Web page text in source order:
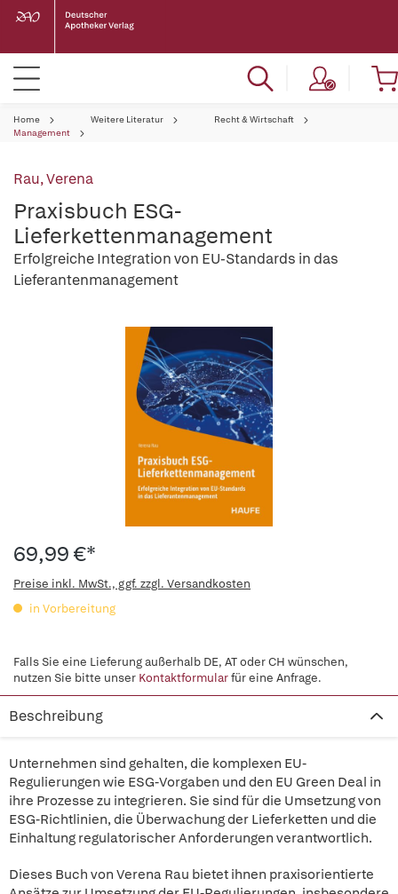
Home Weitere Literatur
Recht & Wirtschaft
Management
Rau, Verena
Praxisbuch ESG-
Lieferkettenmanagement
Erfolgreiche Integration von EU-Standards in das
Lieferantenmanagement
69,99 €*
Preise inkl. MwSt., ggf. zzgl. Versandkosten
in Vorbereitung
Falls Sie eine Lieferung außerhalb DE, AT oder CH wünschen,
nutzen Sie bitte unser Kontaktformularfür eine Anfrage.
Beschreibung
Unternehmen sind gehalten, die komplexen EU-
Regulierungen wie ESG-Vorgaben und den EU Green Deal in
ihre Prozesse zu integrieren. Sie sind für die Umsetzung von
ESG-Richtlinien, die Überwachung der Lieferketten und die
Einhaltung regulatorischer Anforderungen verantwortlich.
Dieses Buch von Verena Rau bietet ihnen praxisorientierte